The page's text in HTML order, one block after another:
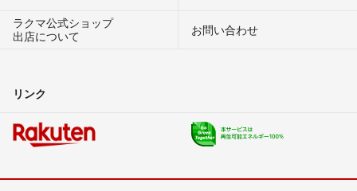
ラクマ公式ショップ
出店について
お問い合わせ
リンク